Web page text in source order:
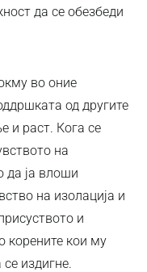
да се обезбеди
во оние
од другите
и раст. Кога се
на
да ја влоши
на изолација и
и
корените кои му
издигне.